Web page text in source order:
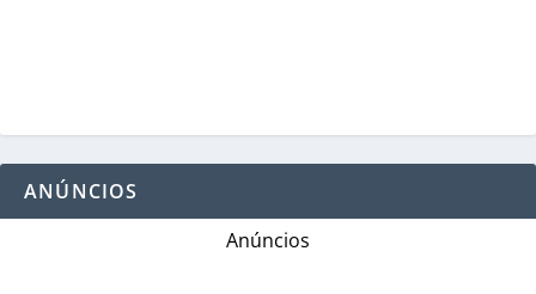
ANÚNCIOS
Anúncios